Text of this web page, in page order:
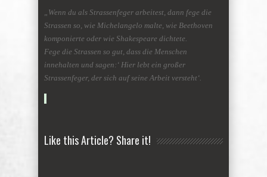
„Wenn du als Strassenfeger arbeitest, dann fege die
Strassen so, wie Michelangelo malte, wie Beethoven
komponierte oder wie Shakespeare dichtete.
Fege die Strassen so gut, dass die Menschen
innehalten und sagen:‘ Hier lebt ein großer
Strassenfeger, der sich auf seine Arbeit versteht‘.
Like this Article? Share it!